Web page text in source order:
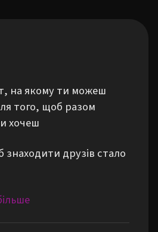
на якому ти можеш
того, щоб разом
хочеш
друзів стало